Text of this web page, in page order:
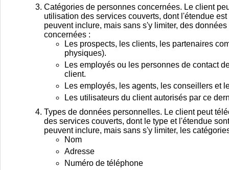
Catégories de personnes concernées. Le client
utilisation des services couverts, dont l'étendue
peuvent inclure, mais sans s'y limiter, des
concernées :
Les prospects, les clients, les partenaires
physiques).
Les employés ou les personnes de contact
client.
Les employés, les agents, les conseillers et
Les utilisateurs du client autorisés par ce
Types de données personnelles. Le client peut
des services couverts, dont le type et l'étendue
peuvent inclure, mais sans s'y limiter, les
Nom
Adresse
Numéro de téléphone